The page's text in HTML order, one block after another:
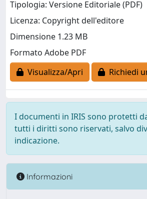
Tipologia: Versione Editoriale (PDF)
Licenza: Copyright dell'editore
Dimensione 1.23 MB
Formato Adobe PDF
Visualizza/Apri
Richiedi
I documenti in IRIS sono protetti
tutti i diritti sono riservati, salvo
indicazione.
Informazioni